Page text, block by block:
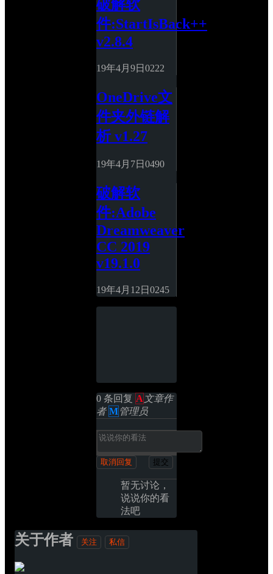
破解软
件:StartIsBack++
v2.8.4
19年4月9日 0222
OneDrive文
件夹外链解
析 v1.27
19年4月7日 0490
破解软
件:Adobe
Dreamweaver
CC 2019
v19.1.0
19年4月12日 0245
0 条回复 A 文章作
者 M 管理员
取消回复 提交
暂无讨论，
说说你的看
法吧
关于作者 关注 私信